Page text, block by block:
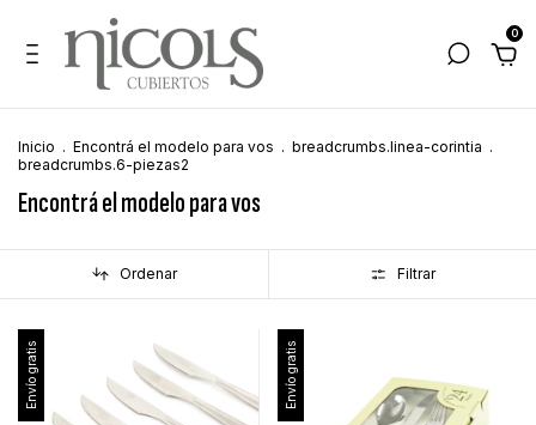
0
Inicio . Encontrá el modelo para vos . breadcrumbs.linea-corintia .
breadcrumbs.6-piezas2
Encontrá el modelo para vos
Ordenar Filtrar
Envío gratis Envío gratis